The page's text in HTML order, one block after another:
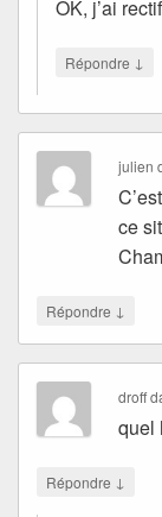
OK, j’ai
Répondre ↓
julien
ce
Répondre ↓
droff
quel
Répondre ↓